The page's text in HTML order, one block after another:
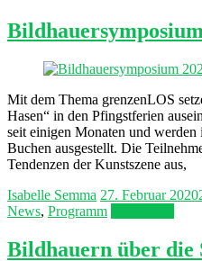
Mit dem Thema grenzenLOS
Hasen“ in den Pfingstferien
seit einigen Monaten und
Buchen ausgestellt. Die
Tendenzen der Kunstszene aus,
Isabelle Semma 27. Februar 2020
News, Programm
Bildhauern über die